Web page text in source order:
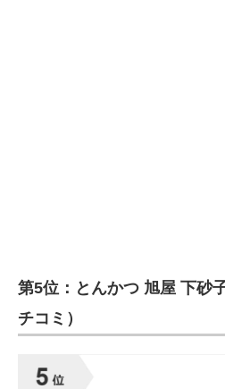
企業向けIT製品の総合サイト
IT製品の技術・比較・事例
製造業のIT導入・活用を支援
第5位：とんかつ 旭屋 下砂
チコミ）